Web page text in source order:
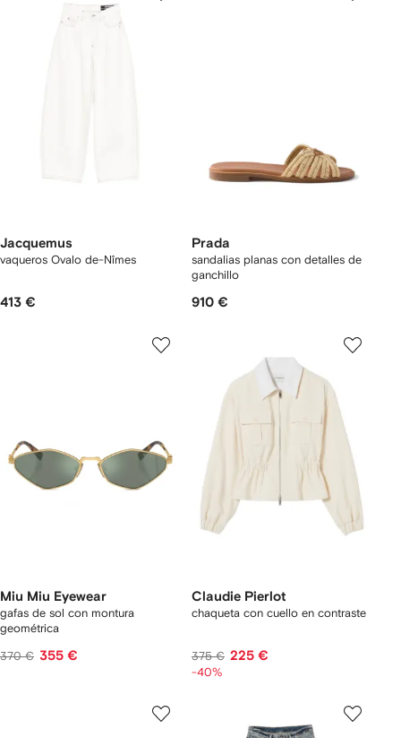
Jacquemus
vaqueros Ovalo de-Nîmes
413 €
Prada
sandalias planas con detalles de
ganchillo
910 €
Miu Miu Eyewear
gafas de sol con montura
geométrica
370 € 355 €
Claudie Pierlot
chaqueta con cuello en contraste
375 € 225 €
-40%